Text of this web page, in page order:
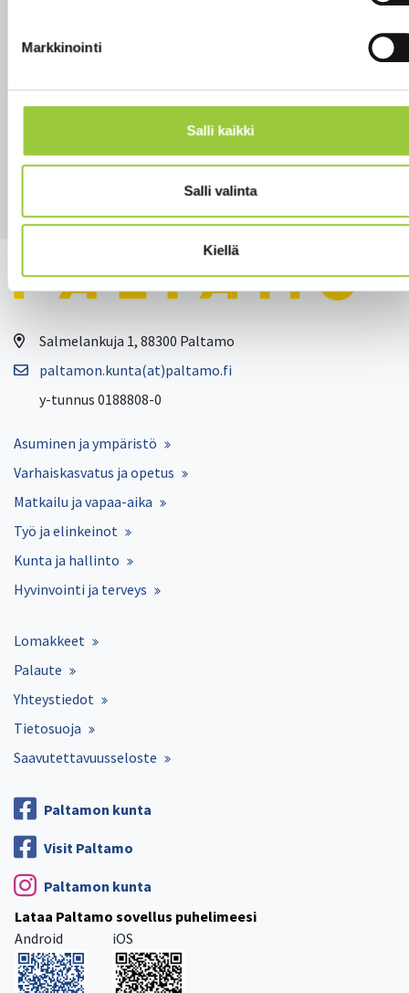
Markkinointi
Salli kaikki
Salli valinta
Kiellä
Salmelankuja 1, 88300 Paltamo
paltamon.kunta(at)paltamo.fi
y-tunnus 0188808-0
Asuminen ja ympäristö
Varhaiskasvatus ja opetus
Matkailu ja vapaa-aika
Työ ja elinkeinot
Kunta ja hallinto
Hyvinvointi ja terveys
Lomakkeet
Palaute
Yhteystiedot
Tietosuoja
Saavutettavuusseloste
Paltamon kunta
Visit Paltamo
Paltamon kunta
Lataa Paltamo sovellus puhelimeesi
Android
iOS